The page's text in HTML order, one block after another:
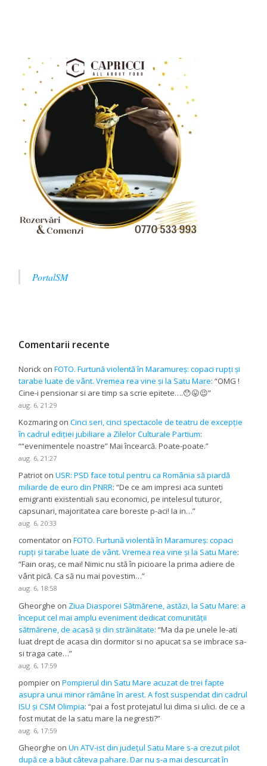
PortalSM
Comentarii recente
Norick onFOTO. Furtună violentă în Maramureș: copaci rupți și
tarabe luate de vânt. Vremea rea vine și la Satu Mare: “OMG !
Cine-i pensionar si are timp sa scrie epitete….😯😛😉”
aug. 6, 21:29
Kozmaring onCinci seri, cinci spectacole de teatru de excepție
în cadrul ediției jubiliare a Zilelor Culturale Partium:
““evenimentele noastre” Mai încearcă. Poate-poate.”
aug. 6, 21:27
Patriot onUSR: PSD face totul pentru ca România să piardă
miliarde de euro din PNRR: “De ce am impresi aca sunteti
emigranti existentiali sau economici, pe intelesul tuturor,
capsunari, majoritatea care boreste p-aci! Ia in…”
aug. 6, 20:33
comentator onFOTO. Furtună violentă în Maramureș: copaci
rupți și tarabe luate de vânt. Vremea rea vine și la Satu Mare:
“Fain oraș, ce mai! Nimic nu stă în picioare la prima adiere de
vânt pică. Ca să nu mai povestim…”
aug. 6, 18:58
Gheorghe on Ziua Diasporei Sătmărene, astăzi, la Satu Mare: a
început cel mai amplu eveniment dedicat comunității
sătmărene, de acasă și din străinătate: “Ma da pe unele le-ati
luat drept de acasa din dormitor si no apucat sa se imbrace sa-
si traga cate…”
aug. 6, 17:59
pompier onPompierul din Satu Mare acuzat de trei fapte
asupra unui minor rămâne în arest. A fost suspendat din cadrul
ISU și CSM Olimpia: “pai a fost protejatul lui dima si ulici. de ce a
fost mutat de la satu mare la negresti?”
aug. 6, 17:59
Gheorghe onUn ATV-ist din județul Satu Mare s-a crezut pilot
după ce a băut câteva pahare. Dar nu s-a mai descurcat în